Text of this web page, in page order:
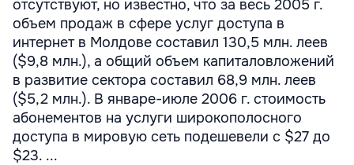
отсутствуют, но известно, что за весь 2005 г.
объем продаж в сфере услуг доступа в
интернет в Молдове составил 130,5 млн. леев
($9,8 млн.), а общий объем капиталовложений
в развитие сектора составил 68,9 млн. леев
($5,2 млн.). В январе-июле 2006 г. стоимость
абонементов на услуги широкополосного
доступа в мировую сеть подешевели с $27 до
$23. ...